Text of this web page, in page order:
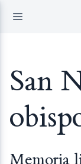
San
Memoria